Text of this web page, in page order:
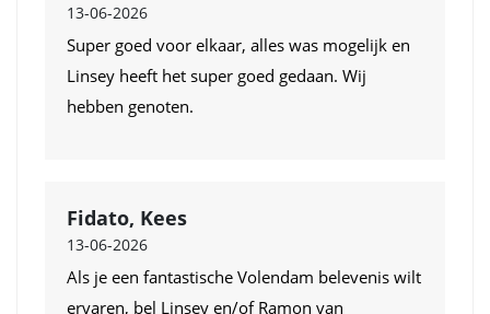
13-06-2026
Super goed voor elkaar, alles was mogelijk en
Linsey heeft het super goed gedaan. Wij
hebben genoten.
Fidato, Kees
13-06-2026
Als je een fantastische Volendam belevenis wilt
ervaren, bel Linsey en/of Ramon van